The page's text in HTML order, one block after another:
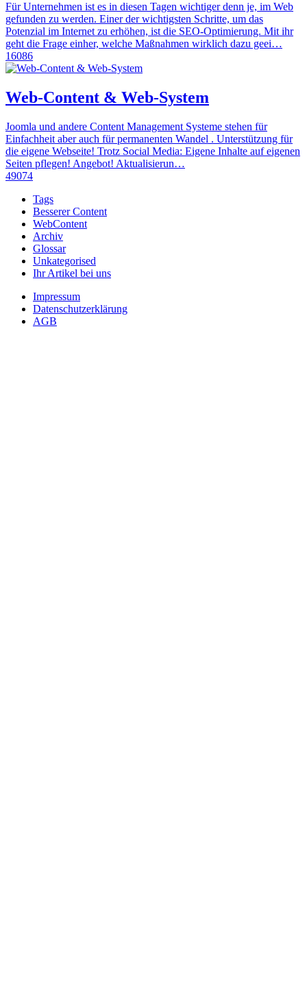
Für Unternehmen ist es in diesen Tagen wichtiger denn je, im Web
gefunden zu werden. Einer der wichtigsten Schritte, um das
Potenzial im Internet zu erhöhen, ist die SEO-Optimierung. Mit ihr
geht die Frage einher, welche Maßnahmen wirklich dazu geei…
16086
Web-Content & Web-System
Joomla und andere Content Management Systeme stehen für
Einfachheit aber auch für permanenten Wandel . Unterstützung für
die eigene Webseite! Trotz Social Media: Eigene Inhalte auf eigenen
Seiten pflegen! Angebot! Aktualisierun…
49074
Tags
Besserer Content
WebContent
Archiv
Glossar
Unkategorised
Ihr Artikel bei uns
Impressum
Datenschutzerklärung
AGB